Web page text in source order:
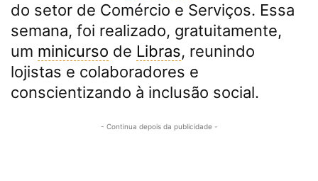
do setor de Comércio e Serviços. Essa
semana, foi realizado, gratuitamente,
um minicurso de Libras, reunindo
lojistas e colaboradores e
conscientizando à inclusão social.
- Continua depois da publicidade -